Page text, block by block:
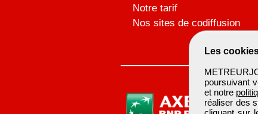
Les
poursuivant
et notre
réaliser des
Notre tarif
Nos sites de codiffusion